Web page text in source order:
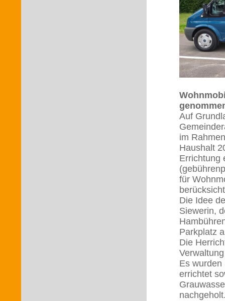
Auf
im
Haushalt
Errichtung
für
Die Idee
Siewerin,
Parkplatz
Die
Es wurden
errichtet